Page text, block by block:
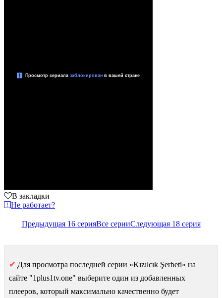
В закладки
Не работает?
Предыдущая 16 серияВсе серииСледующая 18 серия
✔ Для просмотра последней серии «Kızılcık Şerbeti» на
сайте "1plus1tv.one" выберите один из добавленных
плееров, который максимально качественно будет